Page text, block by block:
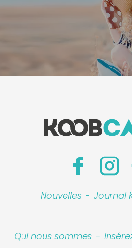
Nouvelles - Journal
Qui nous sommes -